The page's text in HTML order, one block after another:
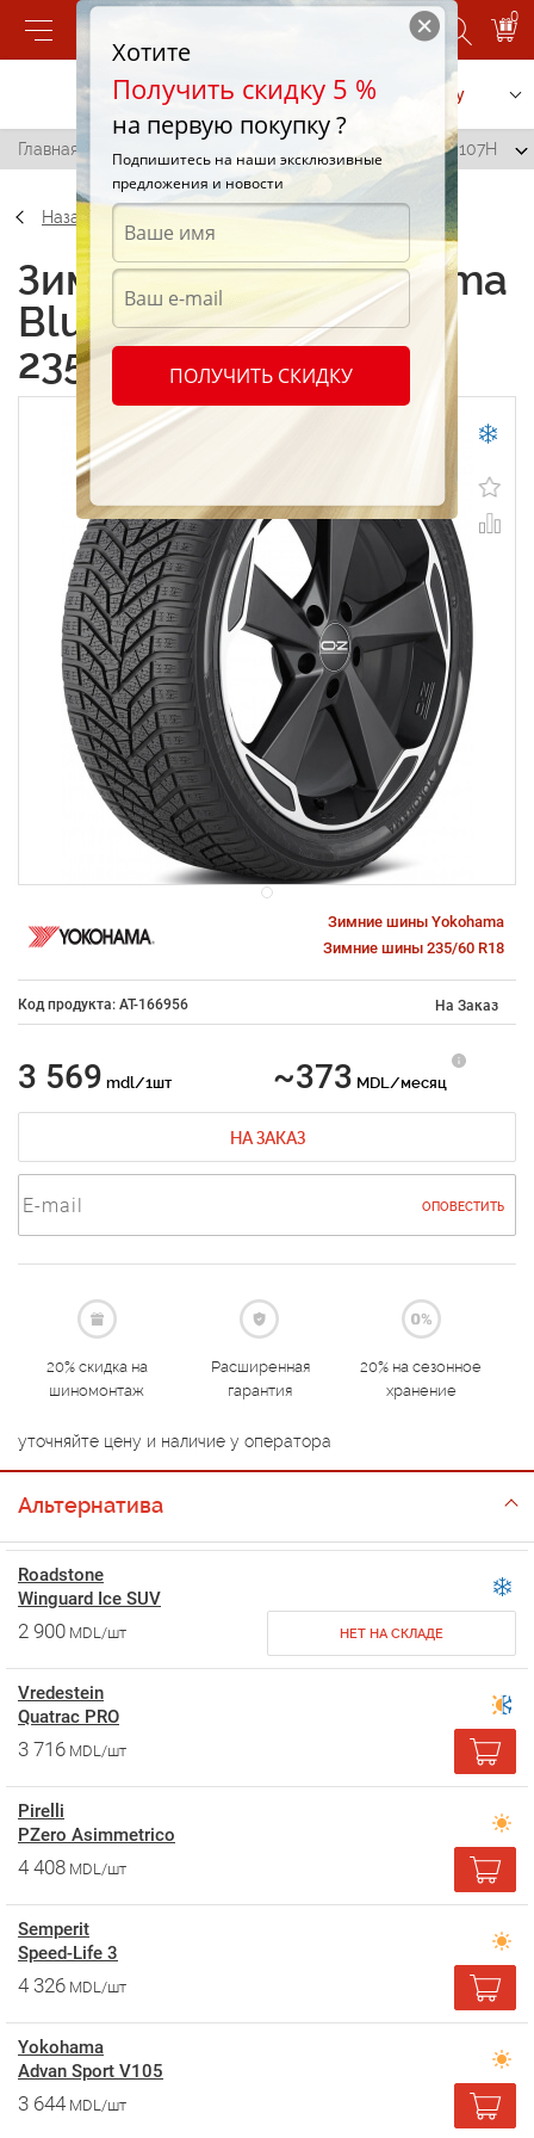
0
Позвонить Заказать услугу
Главная / Yokohama BluEarth Winter V905 235/60 R18 107H
Назад
Зимние шины Yokohama
BluEarth Winter V905
235/60 R18 107H
Зимние шины Yokohama
Зимние шины 235/60 R18
Код продукта: AT-166956 На Заказ
3 569 mdl/1шт ~373 MDL/месяц
НА ЗАКАЗ
ОПОВЕСТИТЬ
20% скидка на
шиномонтаж
Расширенная
гарантия
20% на сезонное
хранение
уточняйте цену и наличие у оператора
Альтернатива
Roadstone
Winguard Ice SUV
2 900 MDL/шт НЕТ НА СКЛАДЕ
Vredestein
Quatrac PRO
3 716 MDL/шт
Pirelli
PZero Asimmetrico
4 408 MDL/шт
Semperit
Speed-Life 3
4 326 MDL/шт
Yokohama
Advan Sport V105
3 644 MDL/шт
Хотите
Получить скидку 5 %
на первую покупку ?
Подпишитесь на наши эксклюзивные
предложения и новости
ПОЛУЧИТЬ СКИДКУ